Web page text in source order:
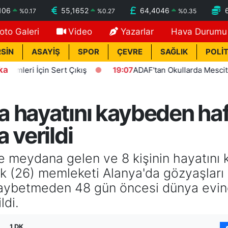
%0.17 55,1652 %0.27 64,4046 %0.35
Galeri Video Yazarlar Hava Durumu
ASAYİŞ SPOR ÇEVRE SAĞLIK
İçin Sert Çıkış 19:07 ADAF'tan Okullarda Mescit
hayatını kaybeden
verildi
gelen ve 8 kişinin
(26) memleketi Alanya'da
48 gün öncesi dünya